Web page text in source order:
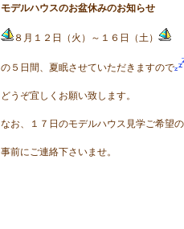
モデルハウスのお盆休みのお知らせ
８月１２日（火）～１６日（土）
の５日間、夏眠させていただきますので
どうぞ宜しくお願い致します。
なお、１７日のモデルハウス見学ご希望
事前にご連絡下さいませ。